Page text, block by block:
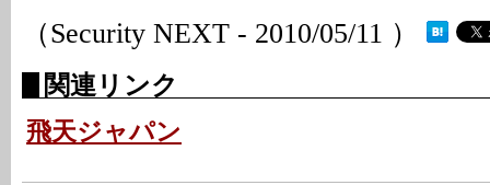
（Security NEXT - 2010/05/11 ）
関連リンク
飛天ジャパン